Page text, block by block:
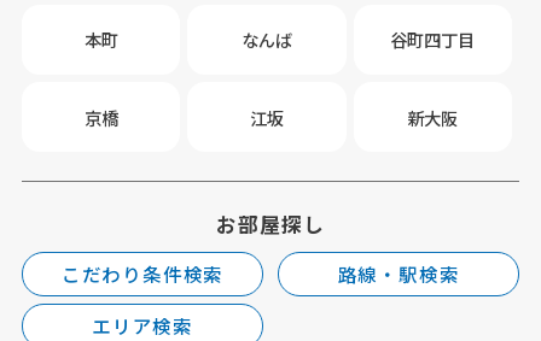
本町 なんば 谷町四丁目
京橋 江坂 新大阪
お部屋探し
こだわり条件検索
路線・駅検索
エリア検索